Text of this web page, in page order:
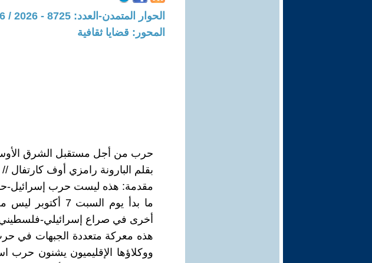
الحوار المتمدن-العدد: 8725 - 2026 / 6 / 3 - 08:58
المحور: قضايا ثقافية
حرب من أجل مستقبل الشرق
بقلم البارونة رامزي أوف كارتفال //
مقدمة: هذه ليست حرب إسرائيل-
ما بدأ يوم
أخرى في صراع إسرائيلي-فلسطيني يمتد
هذه معركة متعددة الجبهات في
ووكلاؤها الإقليميون يشنون حرب